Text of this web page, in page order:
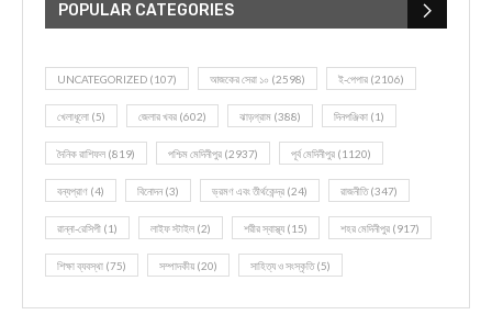
POPULAR CATEGORIES
UNCATEGORIZED (107) আজকের সেরা ১০ (2598) ই-পেপার (2106)
খেলাধূলো (5) জেলার খবর (602) ঝাড়গ্রাম (388) দিনপঞ্জিকা (1)
দৈনিক রাশিফল (819) পশ্চিম মেদিনীপুর (2937) পূর্ব মেদিনীপুর (1120)
বন্যপ্রাণ (4) বিনোদন(3) ভ্রমণ এবং তীর্থকেন্দ্র (24) রাজনীতি(347)
রান্না-রেসিপী (1) লাইফ স্টাইল (2) শরীর স্বাস্থ্য (15) শহর মেদিনীপুর (917)
শিক্ষা ব্যবস্থা (75) সম্পাদকীয় (20) সাহিত্য ও সংস্কৃতি(5)